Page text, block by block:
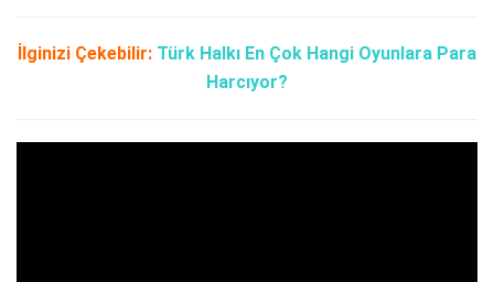
İlginizi Çekebilir: Türk Halkı En Çok Hangi Oyunlara Para
Harcıyor?